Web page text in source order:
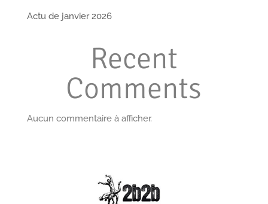
Actu de janvier 2026
Recent
Comments
Aucun commentaire à afficher.